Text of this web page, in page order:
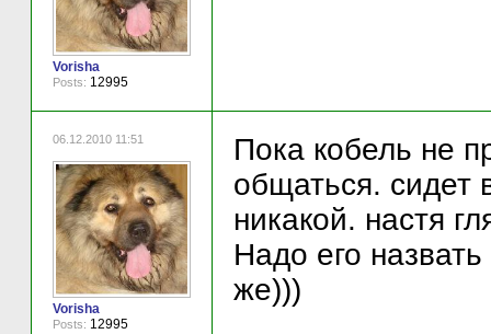
Vorisha
Posts: 12995
06.12.2010 11:51
Vorisha
Posts: 12995
Пока кобель не
общаться. сидет
никакой. настя
Надо его
же)))